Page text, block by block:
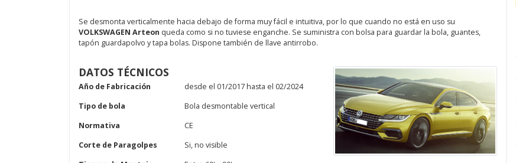
Se desmonta verticalmente hacia debajo de forma muy fácil e intuitiva, por lo que cuando no está en uso su
VOLKSWAGEN Arteon queda como si no tuviese enganche. Se suministra con bolsa para guardar la bola, guantes,
tapón guardapolvo y tapa bolas. Dispone también de llave antirrobo.
DATOS TÉCNICOS
Año de Fabricación
desde el 01/2017 hasta el 02/2024
Tipo de bola
Bola desmontable vertical
Normativa
CE
Corte de Paragolpes
Si, no visible